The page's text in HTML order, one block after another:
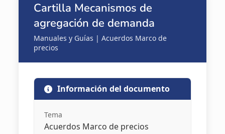
Cartilla Mecanismos de
agregación de demanda
Manuales y Guías | Acuerdos Marco de
precios
Información del documento
Tema
Acuerdos Marco de precios